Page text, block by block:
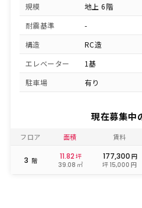
規模
地上 6階
耐震基準
-
構造
RC造
エレベーター
1基
駐車場
有り
現在募集中
フロア 面積 賃料
3 階 11.82 坪
39.08 ㎡
177,300 円
坪 15,000 円